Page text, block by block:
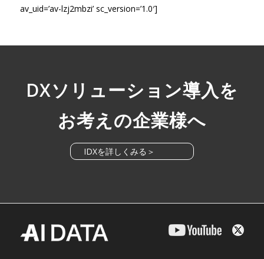
av_uid=’av-lzj2mbzi’ sc_version=’1.0′]
DXソリューション導入を
お考えの企業様へ
IDXを詳しくみる＞